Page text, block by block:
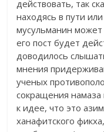
действовать, так
находясь в пути
мусульманин
его пост будет
доводилось
мнения
ученых
сокращения намаза
к идее, что это
ханафитского